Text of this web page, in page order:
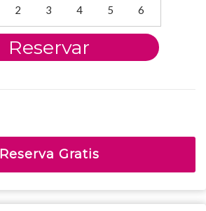
2 3 4 5 6
Reservar
Reserva Gratis